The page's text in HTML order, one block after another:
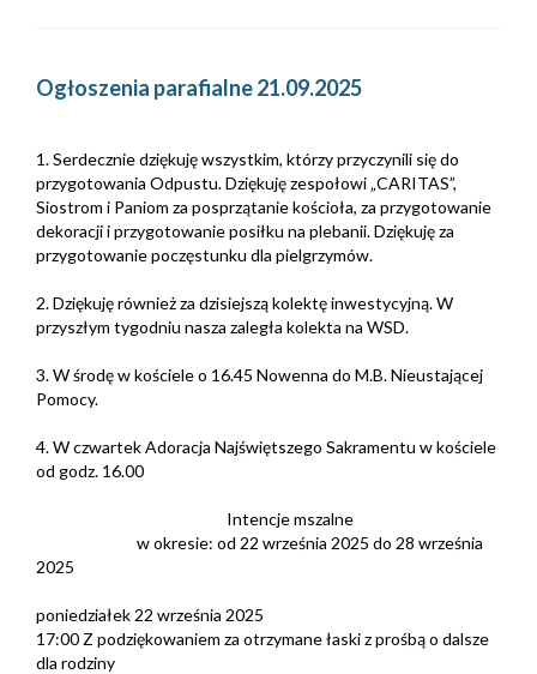
Ogłoszenia parafialne 21.09.2025
1. Serdecznie dziękuję wszystkim, którzy przyczynili się do
przygotowania Odpustu. Dziękuję zespołowi „CARITAS”,
Siostrom i Paniom za posprzątanie kościoła, za przygotowanie
dekoracji i przygotowanie posiłku na plebanii. Dziękuję za
przygotowanie poczęstunku dla pielgrzymów.
2. Dziękuję również za dzisiejszą kolektę inwestycyjną. W
przyszłym tygodniu nasza zaległa kolekta na WSD.
3. W środę w kościele o 16.45 Nowenna do M.B. Nieustającej
Pomocy.
4. W czwartek Adoracja Najświętszego Sakramentu w kościele
od godz. 16.00
Intencje mszalne
w okresie: od 22 września 2025 do 28 września
2025
poniedziałek 22 września 2025
17:00 Z podziękowaniem za otrzymane łaski z prośbą o dalsze
dla rodziny